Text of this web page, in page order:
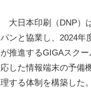
大日本印刷（DNP）
パンと協業し、2024年
が推進するGIGAスク
応した情報端末の予備
理する体制を構築した